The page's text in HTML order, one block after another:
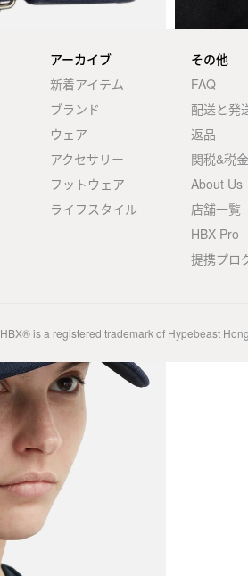
アーカイブ
新着アイテム
ブランド
ウェア
アクセサリー
フットウェア
ライフスタイル
その他
FAQ
配送と発
返品
関税&税金
About Us
店舗一覧
HBX Pro
提携プロ
HBX® is a registered trademark of Hypebeast